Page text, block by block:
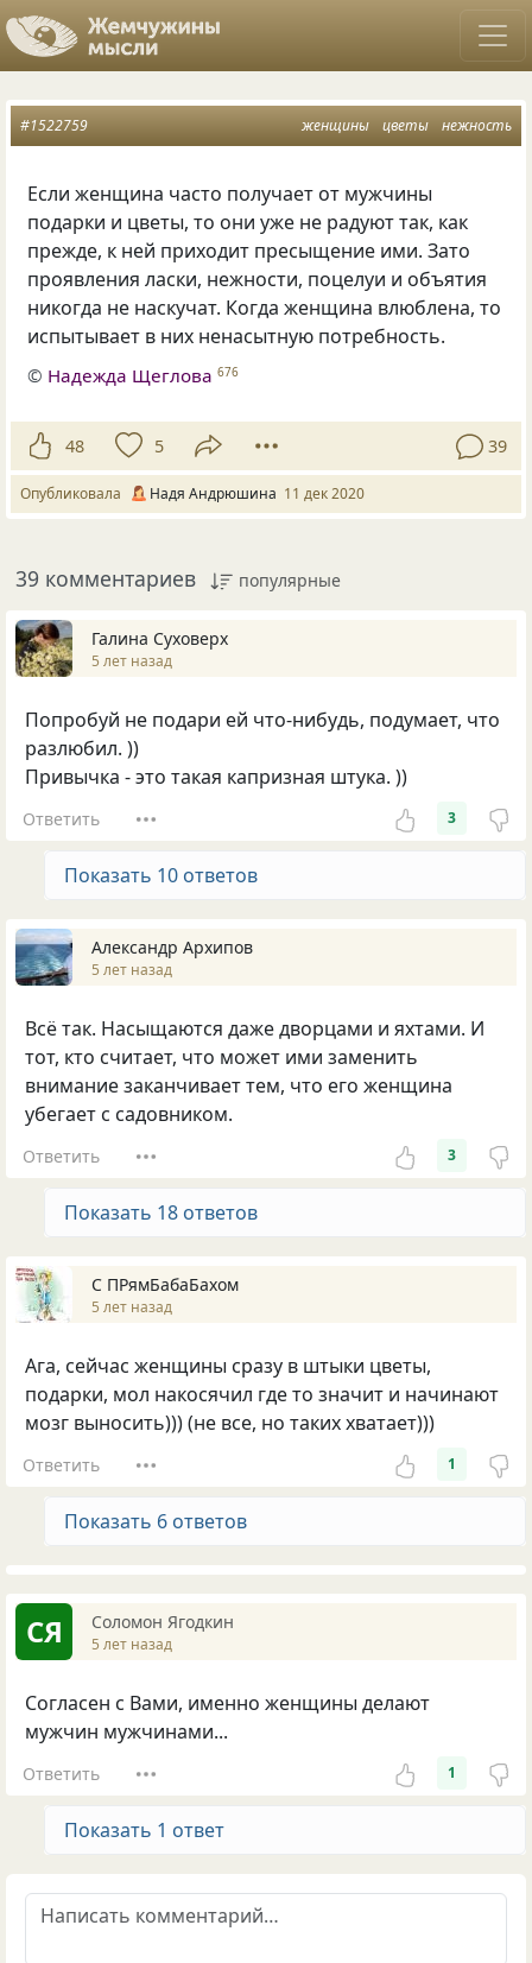
женщины цветы нежность
#1522759
Если женщина часто получает от мужчины
подарки и цветы, то они уже не радуют так, как
прежде, к ней приходит пресыщение ими. Зато
проявления ласки, нежности, поцелуи и объятия
никогда не наскучат. Когда женщина влюблена, то
испытывает в них ненасытную потребность.
© Надежда Щеглова 676
48 5 39
Опубликовала Надя Андрюшина 11 дек 2020
39 комментариев популярные
Галина Суховерх
5 лет назад
Попробуй не подари ей что-нибудь, подумает, что
разлюбил. ))
Привычка - это такая капризная штука. ))
Ответить 3
Показать 10 ответов
Александр Архипов
5 лет назад
Всё так. Насыщаются даже дворцами и яхтами. И
тот, кто считает, что может ими заменить
внимание заканчивает тем, что его женщина
убегает с садовником.
Ответить 3
Показать 18 ответов
С ПРямБабаБахом
5 лет назад
Ага, сейчас женщины сразу в штыки цветы,
подарки, мол накосячил где то значит и начинают
мозг выносить))) (не все, но таких хватает)))
Ответить 1
Показать 6 ответов
СЯ Соломон Ягодкин
5 лет назад
Согласен с Вами, именно женщины делают
мужчин мужчинами...
Ответить 1
Показать 1 ответ